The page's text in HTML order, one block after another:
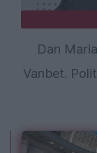
Dan
Vanbet.